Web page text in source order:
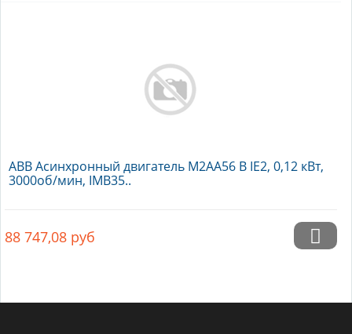
ABB Асинхронный двигатель M2AA56 B IE2, 0,12 кВт,
3000об/мин, IMB35..
88 747,08 руб